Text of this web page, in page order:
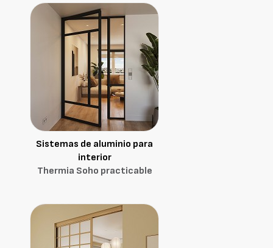
Sistemas de aluminio para
interior
Thermia Soho practicable